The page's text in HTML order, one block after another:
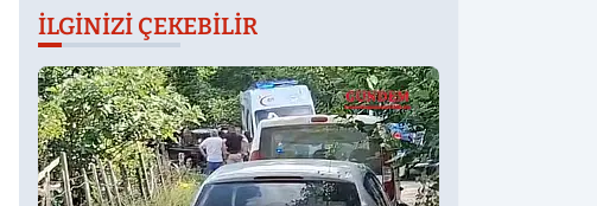
İLGINIZI ÇEKEBILIR